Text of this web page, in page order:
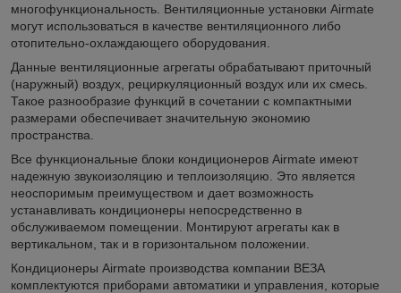
многофункциональность. Вентиляционные установки Airmate
могут использоваться в качестве вентиляционного либо
отопительно-охлаждающего оборудования.
Данные вентиляционные агрегаты обрабатывают приточный
(наружный) воздух, рециркуляционный воздух или их смесь.
Такое разнообразие функций в сочетании с компактными
размерами обеспечивает значительную экономию
пространства.
Все функциональные блоки кондиционеров Airmate имеют
надежную звукоизоляцию и теплоизоляцию. Это является
неоспоримым преимуществом и дает возможность
устанавливать кондиционеры непосредственно в
обслуживаемом помещении. Монтируют агрегаты как в
вертикальном, так и в горизонтальном положении.
Кондиционеры Airmate производства компании ВЕЗА
комплектуются приборами автоматики и управления, которые